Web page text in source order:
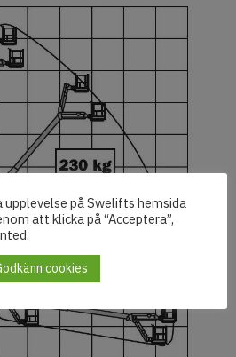
upplevelse på Swelifts hemsida
att klicka på “Acceptera”,
cookies